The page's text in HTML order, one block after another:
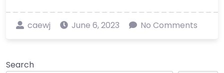
caewj June 6, 2023 No Comments
Search